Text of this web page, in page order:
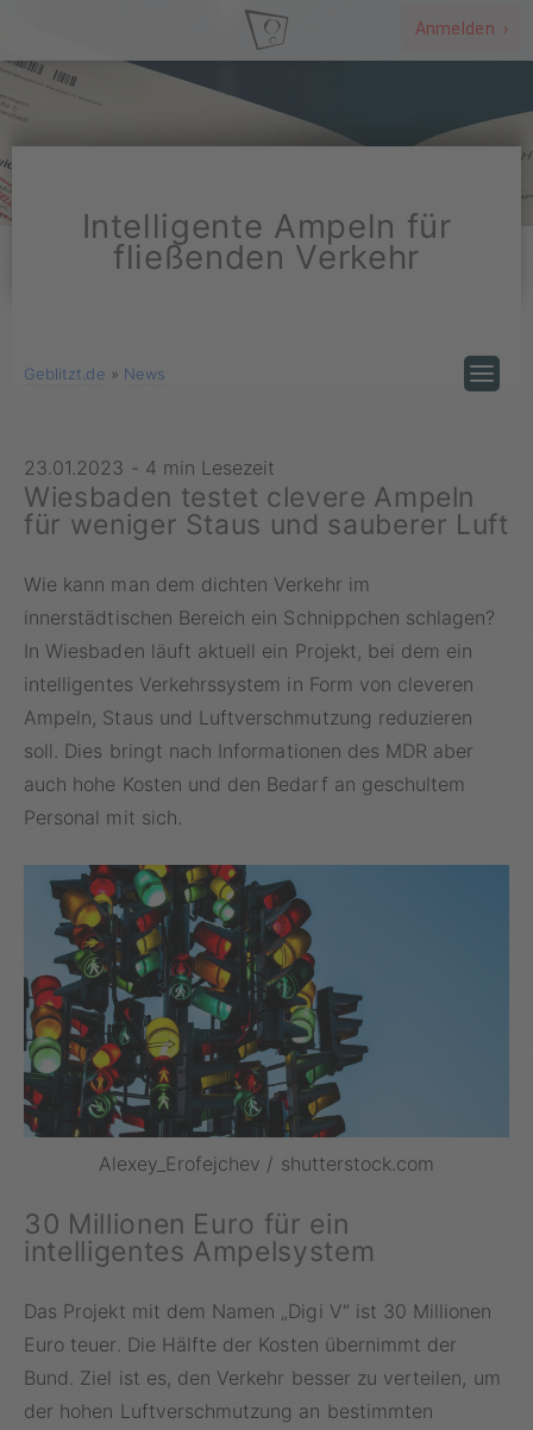
Anmelden ›
Intelligente Ampeln für
fließenden Verkehr
Geblitzt.de » News
23.01.2023 - 4 min Lesezeit
Wiesbaden testet clevere Ampeln
für weniger Staus und sauberer Luft
Wie kann man dem dichten Verkehr im
innerstädtischen Bereich ein Schnippchen schlagen?
In Wiesbaden läuft aktuell ein Projekt, bei dem ein
intelligentes Verkehrssystem in Form von cleveren
Ampeln, Staus und Luftverschmutzung reduzieren
soll. Dies bringt nach Informationen des MDR aber
auch hohe Kosten und den Bedarf an geschultem
Personal mit sich.
Alexey_Erofejchev / shutterstock.com
30 Millionen Euro für ein
intelligentes Ampelsystem
Das Projekt mit dem Namen „Digi V“ ist 30 Millionen
Euro teuer. Die Hälfte der Kosten übernimmt der
Bund. Ziel ist es, den Verkehr besser zu verteilen, um
der hohen Luftverschmutzung an bestimmten